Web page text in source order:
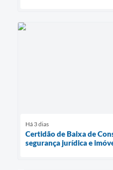
Há 3 dias
Certidão de Baixa de
segurança jurídica e